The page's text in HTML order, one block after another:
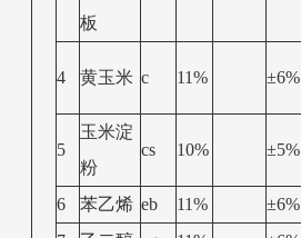
板
4 黄玉米 c 11% ±6%
5
玉米淀
粉
cs 10% ±5%
6
苯乙烯 eb 11% ±6%